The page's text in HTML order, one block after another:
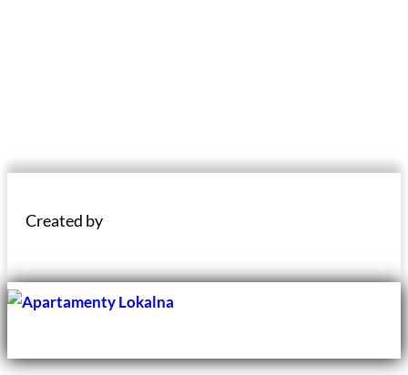
Created by